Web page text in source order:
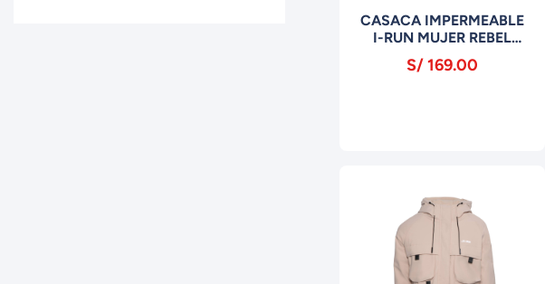
CASACA IMPERMEABLE
I-RUN MUJER REBEL
MXD7002P-DARK GREEN
S/ 169.00